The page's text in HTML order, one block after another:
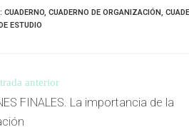
: CUADERNO, CUADERNO DE ORGANIZACIÓN,
ESTUDIO
anterior
FINALES. La importancia de la